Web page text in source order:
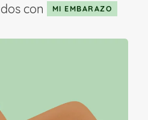
embarazo:
y
41 de embarazo sin
parto conlleva
con MI EMBARAZO